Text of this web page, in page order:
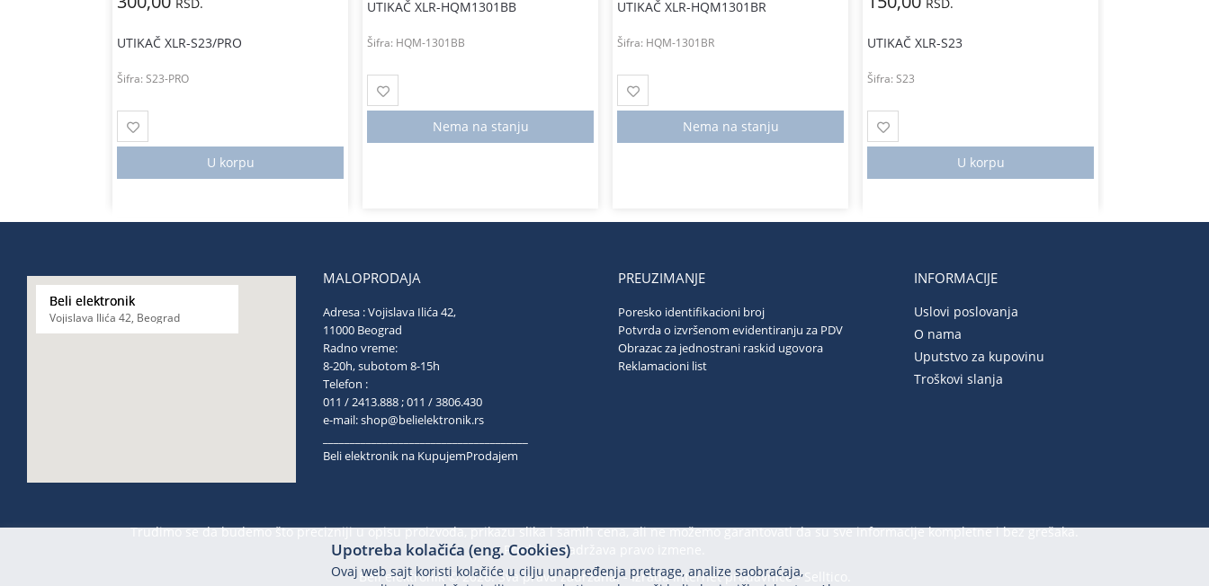
UTIKAČ XLR-S23/PRO
Šifra:S23-PRO
U korpu
UTIKAČ XLR-HQM1301BB
Šifra: HQM-1301BB
Nema na stanju
UTIKAČ XLR-HQM1301BR
Šifra: HQM-1301BR
Nema na stanju
UTIKAČ XLR-S23
Šifra:S23
U korpu
Beli elektronik
Vojislava Ilića 42, Beograd
MALOPRODAJA
Adresa : Vojislava Ilića 42,
11000 Beograd
Radno vreme:
8-20h, subotom 8-15h
Telefon :
011 / 2413.888 ; 011 / 3806.430
e-mail:shop@belielektronik.rs
Beli elektronik na KupujemProdajem
PREUZIMANJE
Poresko identifikacioni broj
Potvrda o izvršenom evidentiranju za PDV
Obrazac za jednostrani raskid ugovora
Reklamacioni list
INFORMACIJE
Uslovi poslovanja
O nama
Uputstvo za kupovinu
Troškovi slanja
Trudimo se da budemo što precizniji u opisu proizvoda, prikazu slika i samih cena, ali ne možemo garantovati da su sve informacije kompletne i bez grešaka.
Prodavac zadržava pravo izmene.
Beli elektronik © 2026. Sva prava zadržana. -Izrada internet prodavnice-
Upotreba kolačića (eng. Cookies)
Ovaj web sajt koristi kolačiće u cilju unapređenja pretrage, analize saobraćaja,